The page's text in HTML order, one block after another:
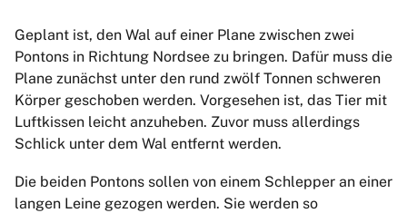
Geplant ist, den Wal auf einer Plane zwischen zwei
Pontons in Richtung Nordsee zu bringen. Dafür muss die
Plane zunächst unter den rund zwölf Tonnen schweren
Körper geschoben werden. Vorgesehen ist, das Tier mit
Luftkissen leicht anzuheben. Zuvor muss allerdings
Schlick unter dem Wal entfernt werden.
Die beiden Pontons sollen von einem Schlepper an einer
langen Leine gezogen werden. Sie werden so